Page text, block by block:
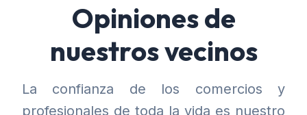
Opiniones de
nuestros vecinos
La confianza de los comercios y
profesionales de toda la vida es nuestro